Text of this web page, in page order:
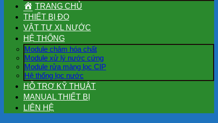
TRANG CHỦ
THIẾT BỊ ĐO
VẬT TƯ XL NƯỚC
HỆ THỐNG
Module châm hóa chất
Module xử lý nước cứng
Module rửa màng lọc CIP
Hệ thống lọc nước
HỖ TRỢ KỸ THUẬT
MANUAL THIẾT BỊ
LIÊN HỆ